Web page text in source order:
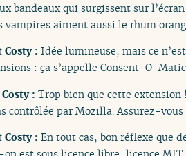
bandeaux qui surgissent sur
vampires aiment aussi le rhum
Costy : Idée lumineuse, mais ce
: ça s’appelle Consent-O-
: Trop bien que cette
contrôlée par Mozilla. Assurez-
Costy : En tout cas, bon réflexe que